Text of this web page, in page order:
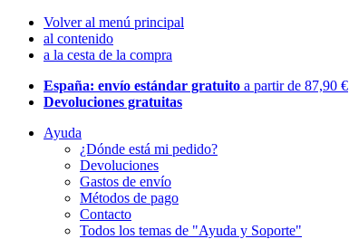
Volver al menú principal
al contenido
a la cesta de la compra
España: envío estándar gratuito a partir de 87,90 €
Devoluciones gratuitas
Ayuda
¿Dónde está mi pedido?
Devoluciones
Gastos de envío
Métodos de pago
Contacto
Todos los temas de "Ayuda y Soporte"